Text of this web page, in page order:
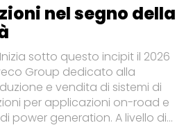
nel segno della
sotto questo incipit il 2026
Group dedicato alla
e vendita di sistemi di
per applicazioni on-road e
power generation. A livello di...